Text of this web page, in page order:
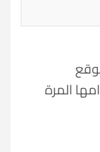
المرة